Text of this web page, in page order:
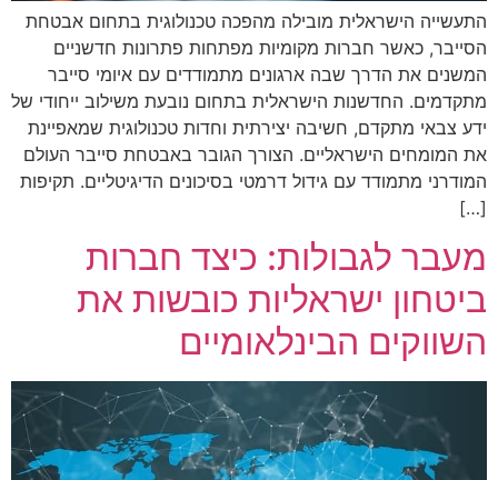
התעשייה הישראלית מובילה מהפכה טכנולוגית בתחום אבטחת
הסייבר, כאשר חברות מקומיות מפתחות פתרונות חדשניים
המשנים את הדרך שבה ארגונים מתמודדים עם איומי סייבר
מתקדמים. החדשנות הישראלית בתחום נובעת משילוב ייחודי של
ידע צבאי מתקדם, חשיבה יצירתית וחדות טכנולוגית שמאפיינת
את המומחים הישראליים. הצורך הגובר באבטחת סייבר העולם
המודרני מתמודד עם גידול דרמטי בסיכונים הדיגיטליים. תקיפות
[…]
מעבר לגבולות: כיצד חברות
ביטחון ישראליות כובשות את
השווקים הבינלאומיים